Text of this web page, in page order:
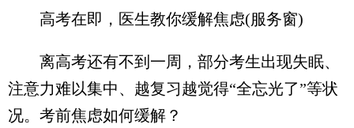
高考在即，医生教你缓解焦虑(服务窗)
离高考还有不到一周，部分考生出现失眠、
注意力难以集中、越复习越觉得“全忘光了”等状
况。考前焦虑如何缓解？